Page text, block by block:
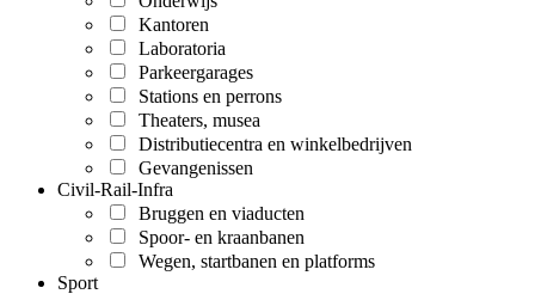
Kantoren
Laboratoria
Parkeergarages
Stations en perrons
Theaters, musea
Distributiecentra en winkelbedrijven
Gevangenissen
Civil-Rail-Infra
Bruggen en viaducten
Spoor- en kraanbanen
Wegen, startbanen en platforms
Sport